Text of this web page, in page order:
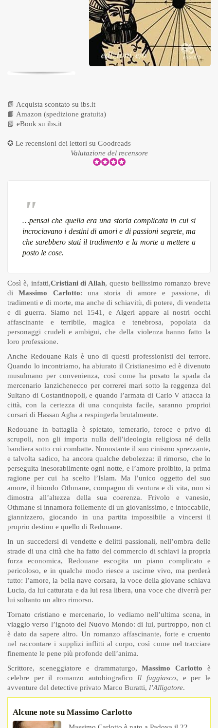
📗 Acquista scontato su ibs.it
📙 Amazon (spedizione gratuita)
📗 eBook su ibs.it
✪ Le recensioni dei lettori su Goodreads
Valutazione del recensore
…pensai che quella era una storia complicata in cui si
incrociavano i destini di amori e di passioni segrete, ma
che sarebbero stati il tradimento e la morte a mettere a
posto le cose.
Così è, infatti,Cristiani di Allah, questo bellissimo romanzo breve
diMassimo Carlotto: una storia di amore e passione, di
tradimenti e di morte, ma anche di schiavitù, di potere, di vendetta
e di guerra. Siamo nel 1541, e Algeri appare ai nostri occhi
affascinante e terribile, magica e tenebrosa, popolata da
personaggi crudeli e ambigui, che della violenza hanno fatto la
loro professione.
Anche Redouane Rais è uno di questi professionisti del terrore.
Quando lo incontriamo, ha abiurato il Cristianesimo ed è divenuto
musulmano per convenienza, così come ha posato la spada da
mercenario lanzichenecco per correrei mari sotto la reggenza del
Sultano di Costantinopoli, e quando l’armata di Carlo V attacca la
città, con la certezza di una conquista facile, saranno proprioi
corsari di Hassan Agha a respingerla brutalmente.
Redouane in battaglia è spietato, temerario, feroce e privo di
scrupoli, non gli importa nulla dell’ideologia religiosa né della
bandiera sotto cui combatte. Nonostante il suo cinismo sprezzante,
e talvolta sadico, ha ancora qualche debolezza: il rimorso, che lo
perseguita inesorabilmente ogni notte, e l’amore proibito, la prima
ragione per cui ha scelto l’Islam. Ma l’unico oggetto del suo
amore, il biondo Othmane, compagno di ventura e di vita, non si
dimostra all’altezza della sua coerenza. Frivolo e vanesio,
Othmane si innamora follemente di un giovanissimo, e intoccabile,
giannizzero, giocando in una partita impossibile a vincersi il
proprio destino e quello di Redouane.
In un succedersi di vendette e delitti passionali, nell’ombra delle
strade di una città che ha fatto del commercio di schiavi la propria
forza economica, Redouane escogita un piano complicato e
pericoloso, e in qualche modo riesce a uscirne vivo, ma perderà
tutto: l’amore, la bella nave corsara, la voce della giovane schiava
Lucia, da lui catturata e da lui resa libera, una voce che diverrà per
lui soltanto un altro rimorso.
Tornato cristiano e mercenario, lo vediamo nell’ultima scena, in
viaggio verso l’ignoto del Nuovo Mondo: di lui, purtroppo, non ci
è dato da sapere altro. Un romanzo affascinante, forte e cruento
nel raccontare i supplizi inflitti al corpo, così come nel tracciare
finemente le pene più profonde dell’anima.
Scrittore, sceneggiatore e drammaturgo,Massimo Carlotto è
celebre per il romanzo autobiografico Il fuggiasco, e per le
avventure del detective privato Marco Buratti, l’Alligatore.
Alcune note su Massimo Carlotto